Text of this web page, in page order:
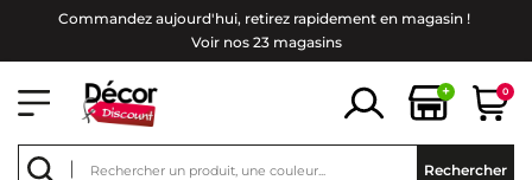
Commandez aujourd'hui, retirez rapidement en magasin !
Voir nos 23 magasins
+ 0
Rechercher